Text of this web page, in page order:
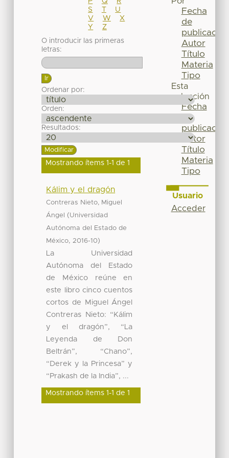
S
T
U
V
W
X
Y
Z
O introducir las primeras
letras:
Ordenar por:
Orden:
Resultados:
Mostrando ítems 1-1 de 1
Kálim y el dragón
Contreras Nieto, Miguel
Ángel
(Universidad
Autónoma del Estado de
México, 2016-10)
La Universidad
Autónoma del Estado
de México reúne en
este libro cinco cuentos
cortos de Miguel Ángel
Contreras Nieto: “Kálim
y el dragón”, “La
Leyenda de Don
Beltrán”, “Chano”,
“Derek y la Princesa” y
“Prakash de la India”, ...
Mostrando ítems 1-1 de 1
Fecha
de
publicación
Autor
Título
Materia
Tipo
Esta
colección
Fecha
de
publicación
Autor
Título
Materia
Tipo
Usuario
Acceder